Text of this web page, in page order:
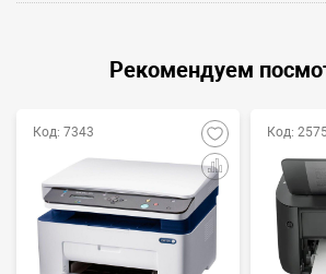
Рекомендуем
Код: 7343 Код: